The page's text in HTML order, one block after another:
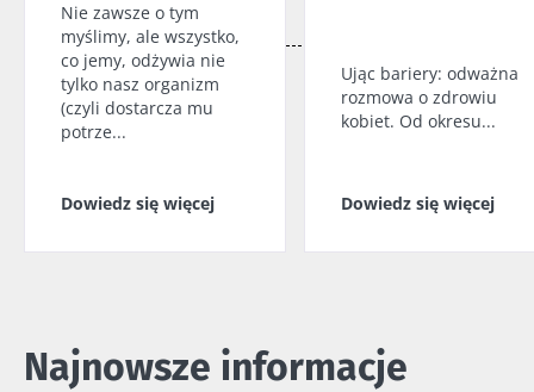
Nie zawsze o tym
myślimy, ale wszystko,
co jemy, odżywia nie
tylko nasz organizm
(czyli dostarcza mu
potrze...
Dowiedz się więcej
Ując bariery: odważna
rozmowa o zdrowiu
kobiet. Od okresu...
Dowiedz się więcej
Najnowsze informacje